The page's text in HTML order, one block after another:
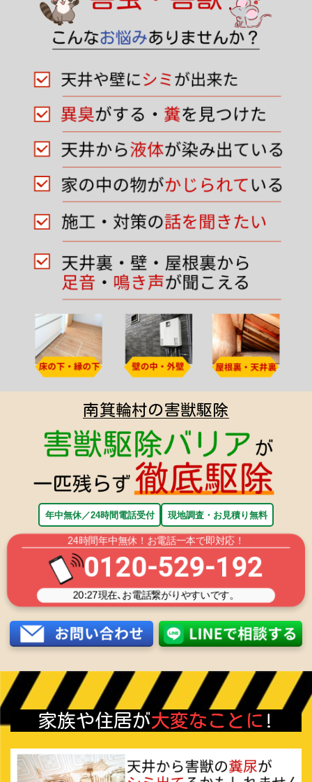
南箕輪村の害獣駆除
年中無休／24時間電話受付 現地調査・お見積り無料
24時間年中無休！お電話一本で即対応！
0120-529-192
20:27現在､お電話繋がりやすいです。
家族や住居が大変なことに !